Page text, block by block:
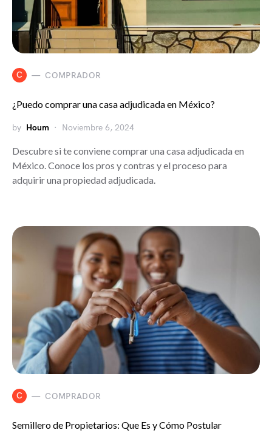
C COMPRADOR
¿Puedo comprar una casa adjudicada en México?
by Houm Noviembre 6, 2024
Descubre si te conviene comprar una casa adjudicada en
México. Conoce los pros y contras y el proceso para
adquirir una propiedad adjudicada.
C COMPRADOR
Semillero de Propietarios: Que Es y Cómo Postular